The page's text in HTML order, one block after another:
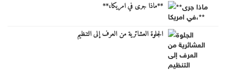
**ماذا جرى في امريكا،**
الجلوة العشائرية من العرف إلى التنظيم